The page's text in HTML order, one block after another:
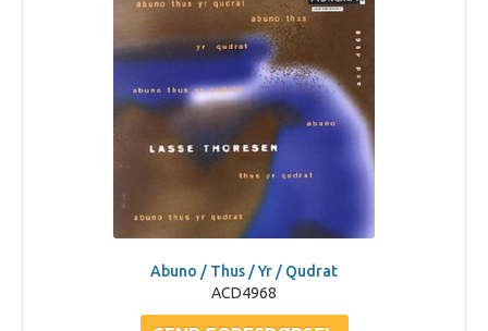
Abuno / Thus / Yr / Qudrat
ACD4968